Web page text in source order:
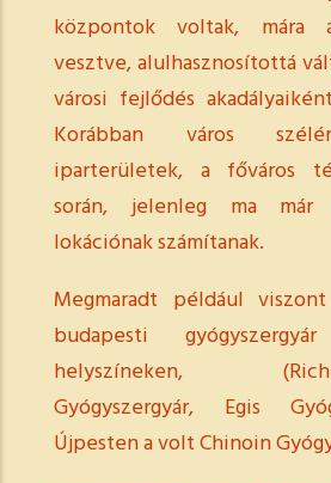
központok voltak, mára
vesztve, alulhasznosítottá
városi fejlődés
Korábban város
iparterületek, a főváros
során, jelenleg ma már
lokációnak számítanak.
Megmaradt például
budapesti
helyszíneken,
Gyógyszergyár, Egis
Újpesten a volt Chinoin